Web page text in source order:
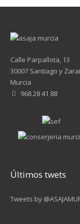
Calle Parpallota, 13
30007 Santiago y
Murcia
968 28 41 88
Últimos twets
Tweets by